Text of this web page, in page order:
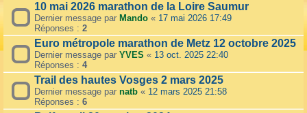
10 mai 2026 marathon de la Loire Saumur
Dernier message par Mando « 17 mai 2026 17:49
Réponses : 2
Euro métropole marathon de Metz 12 octobre 2025
Dernier message par YVES « 13 oct. 2025 22:40
Réponses : 4
Trail des hautes Vosges 2 mars 2025
Dernier message par natb « 12 mars 2025 21:58
Réponses : 6